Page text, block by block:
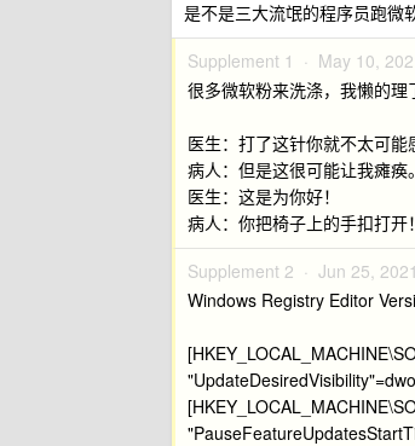
是不是三大流氓的程序员跑微
Supplement 1 · May 10,
很多微软粉来洗涤，我懒的理
医生：打了这针你就不太可能
病人：但是这很可能让我瘫痪。
医生：这是为你好！
病人：你把椅子上的手扣打开！
Supplement 2 · Jun 25, 2021
Windows Registry Editor